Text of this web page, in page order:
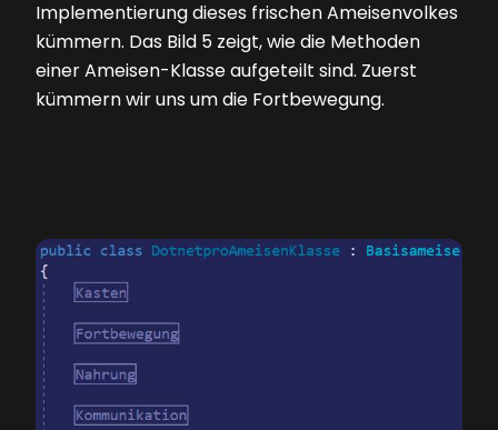
Implementierung dieses frischen Ameisenvolkes
kümmern. Das Bild 5 zeigt, wie die Methoden
einer Ameisen-Klasse aufgeteilt sind. Zuerst
kümmern wir uns um die Fortbewegung.